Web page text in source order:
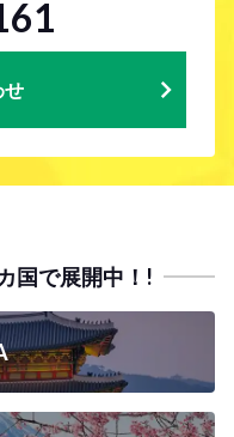
せ
国で展開中！!